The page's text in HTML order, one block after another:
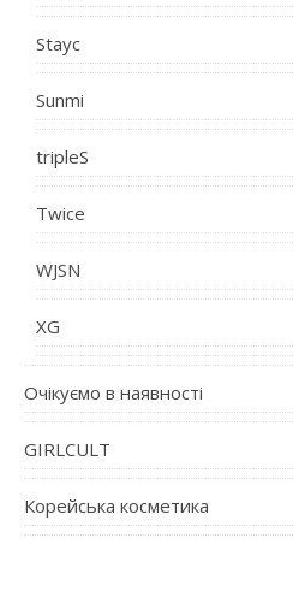
Stayc
Sunmi
tripleS
Twice
WJSN
XG
Очікуємо в наявності
GIRLCULT
Корейська косметика